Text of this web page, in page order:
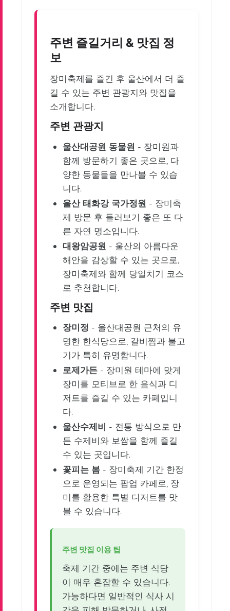
주변 즐길거리 & 맛집 정
보
장미축제를 즐긴 후 울산에서 더 즐
길 수 있는 주변 관광지와 맛집을
소개합니다.
주변 관광지
울산대공원 동물원 - 장미원과
함께 방문하기 좋은 곳으로, 다
양한 동물들을 만나볼 수 있습
니다.
울산 태화강 국가정원 - 장미축
제 방문 후 들러보기 좋은 또 다
른 자연 명소입니다.
대왕암공원 - 울산의 아름다운
해안을 감상할 수 있는 곳으로,
장미축제와 함께 당일치기 코스
로 추천합니다.
주변 맛집
장미정 - 울산대공원 근처의 유
명한 한식당으로, 갈비찜과 불고
기가 특히 유명합니다.
로제가든- 장미원 테마에 맞게
장미를 모티브로 한 음식과 디
저트를 즐길 수 있는 카페입니
다.
울산수제비 - 전통 방식으로 만
든 수제비와 보쌈을 함께 즐길
수 있는 곳입니다.
꽃피는 봄- 장미축제 기간 한정
으로 운영되는 팝업 카페로, 장
미를 활용한 특별 디저트를 맛
볼 수 있습니다.
주변 맛집 이용 팁
축제 기간 중에는 주변 식당
이 매우 혼잡할 수 있습니다.
가능하다면 일반적인 식사 시